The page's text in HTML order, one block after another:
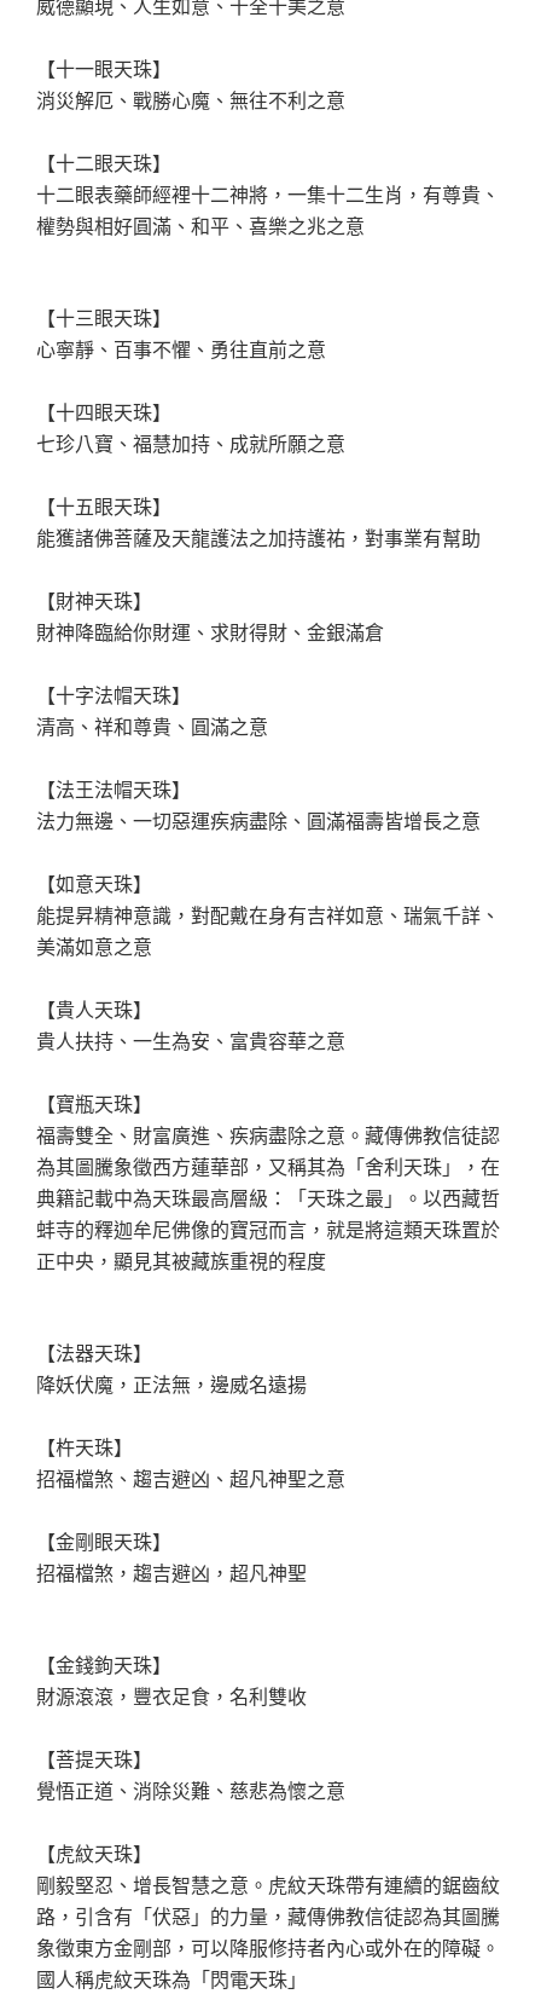
威德顯現、人生如意、十全十美之意
【十一眼天珠】
消災解厄、戰勝心魔、無往不利之意
【十二眼天珠】
十二眼表藥師經裡十二神將，一集十二生肖，有尊貴、
權勢與相好圓滿、和平、喜樂之兆之意
【十三眼天珠】
心寧靜、百事不懼、勇往直前之意
【十四眼天珠】
七珍八寶、福慧加持、成就所願之意
【十五眼天珠】
能獲諸佛菩薩及天龍護法之加持護祐，對事業有幫助
【財神天珠】
財神降臨給你財運、求財得財、金銀滿倉
【十字法帽天珠】
清高、祥和尊貴、圓滿之意
【法王法帽天珠】
法力無邊、一切惡運疾病盡除、圓滿福壽皆增長之意
【如意天珠】
能提昇精神意識，對配戴在身有吉祥如意、瑞氣千詳、
美滿如意之意
【貴人天珠】
貴人扶持、一生為安、富貴容華之意
【寶瓶天珠】
福壽雙全、財富廣進、疾病盡除之意。藏傳佛教信徒認
為其圖騰象徵西方蓮華部，又稱其為「舍利天珠」，在
典籍記載中為天珠最高層級：「天珠之最」。以西藏哲
蚌寺的釋迦牟尼佛像的寶冠而言，就是將這類天珠置於
正中央，顯見其被藏族重視的程度
【法器天珠】
降妖伏魔，正法無，邊威名遠揚
【杵天珠】
招福檔煞、趨吉避凶、超凡神聖之意
【金剛眼天珠】
招福檔煞，趨吉避凶，超凡神聖
【金錢鉤天珠】
財源滾滾，豐衣足食，名利雙收
【菩提天珠】
覺悟正道、消除災難、慈悲為懷之意
【虎紋天珠】
剛毅堅忍、增長智慧之意。虎紋天珠帶有連續的鋸齒紋
路，引含有「伏惡」的力量，藏傳佛教信徒認為其圖騰
象徵東方金剛部，可以降服修持者內心或外在的障礙。
國人稱虎紋天珠為「閃電天珠」